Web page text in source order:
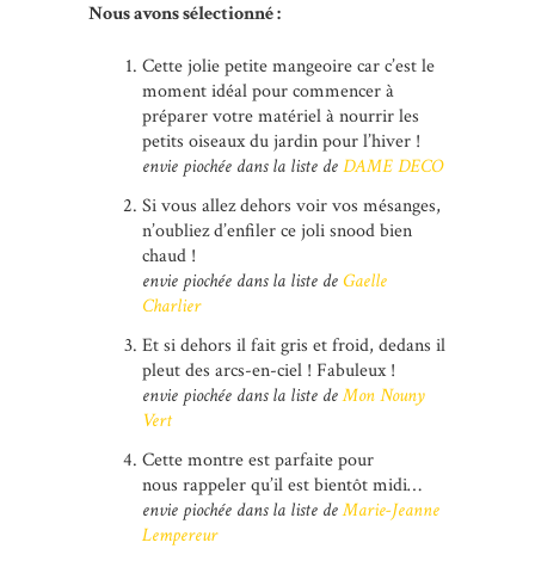
Nous avons sélectionné :
Cette jolie petite mangeoire car c’est le
moment idéal pour commencer à
préparer votre matériel à nourrir les
petits oiseaux du jardin pour l’hiver !
envie piochée dans la liste deDAME DECO
Si vous allez dehors voir vos mésanges,
n’oubliez d’enfiler ce joli snood bien
chaud !
envie piochée dans la liste deGaelle
Charlier
Et si dehors il fait gris et froid, dedans il
pleut des arcs-en-ciel ! Fabuleux !
envie piochée dans la liste deMon Nouny
Vert
Cette montre est parfaite pour
nous rappeler qu’il est bientôt midi…
envie piochée dans la liste deMarie-Jeanne
Lempereur